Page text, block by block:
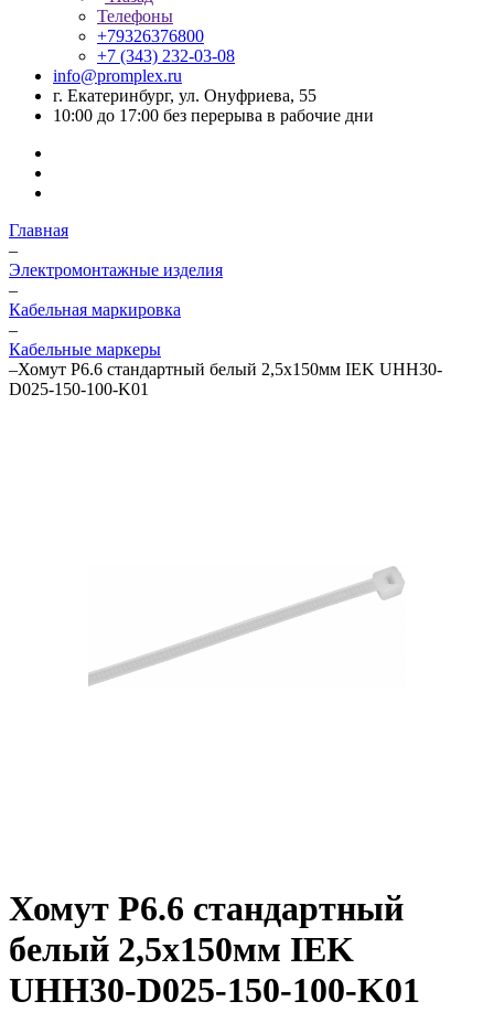
Телефоны
+79326376800
+7 (343) 232-03-08
info@promplex.ru
г. Екатеринбург, ул. Онуфриева, 55
10:00 до 17:00 без перерыва в рабочие дни
Главная
–
Электромонтажные изделия
–
Кабельная маркировка
–
Кабельные маркеры
–Хомут P6.6 стандартный белый 2,5х150мм IEK UHH30-
D025-150-100-K01
Хомут P6.6 стандартный
белый 2,5х150мм IEK
UHH30-D025-150-100-K01